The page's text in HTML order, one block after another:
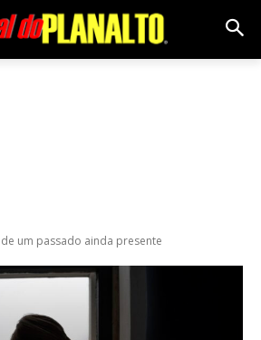
um passado ainda presente